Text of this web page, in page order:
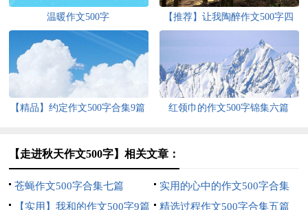
温暖作文500字
【推荐】让我陶醉作文500字四
【精品】约定作文500字合集9篇 红领巾的作文500字锦集六篇
【走进秋天作文500字】相关文章：
苍蝇作文500字合集七篇
实用的心中的作文500字合集
四篇
【实用】我和的作文500字9篇 精选过程作文500字合集五篇